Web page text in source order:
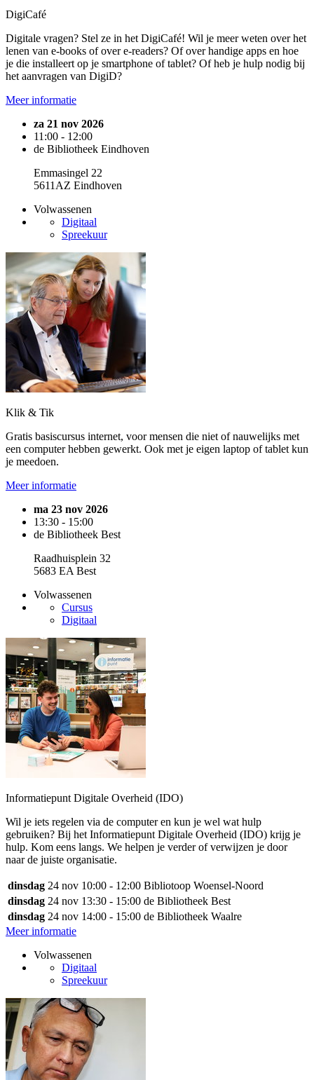
DigiCafé
Digitale vragen? Stel ze in het DigiCafé! Wil je meer weten over het
lenen van e-books of over e-readers? Of over handige apps en hoe
je die installeert op je smartphone of tablet? Of heb je hulp nodig bij
het aanvragen van DigiD?
Meer informatie
za 21 nov 2026
11:00 - 12:00
de Bibliotheek Eindhoven
Emmasingel 22
5611AZ Eindhoven
Volwassenen
Digitaal
Spreekuur
Klik & Tik
Gratis basiscursus internet, voor mensen die niet of nauwelijks met
een computer hebben gewerkt. Ook met je eigen laptop of tablet kun
je meedoen.
Meer informatie
ma 23 nov 2026
13:30 - 15:00
de Bibliotheek Best
Raadhuisplein 32
5683 EA Best
Volwassenen
Cursus
Digitaal
Informatiepunt Digitale Overheid (IDO)
Wil je iets regelen via de computer en kun je wel wat hulp
gebruiken? Bij het Informatiepunt Digitale Overheid (IDO) krijg je
hulp. Kom eens langs. We helpen je verder of verwijzen je door
naar de juiste organisatie.
dinsdag 24 nov 10:00 - 12:00 Bibliotoop Woensel-Noord
dinsdag 24 nov 13:30 - 15:00 de Bibliotheek Best
dinsdag 24 nov 14:00 - 15:00 de Bibliotheek Waalre
Meer informatie
Volwassenen
Digitaal
Spreekuur